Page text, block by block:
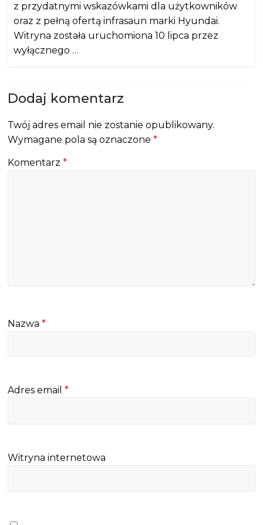
z przydatnymi wskazówkami dla użytkowników
oraz z pełną ofertą infrasaun marki Hyundai.
Witryna została uruchomiona 10 lipca przez
wyłącznego …
Dodaj komentarz
Twój adres email nie zostanie opublikowany.
Wymagane pola są oznaczone*
Komentarz*
Nazwa*
Adres email*
Witryna internetowa